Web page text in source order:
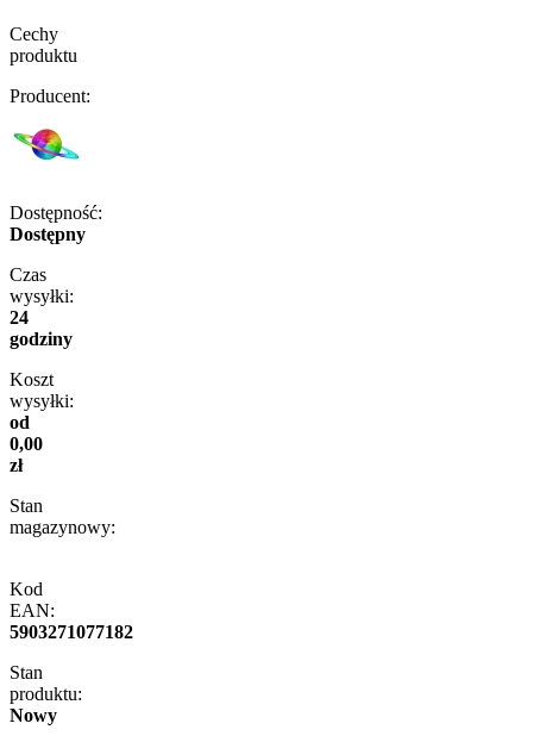
Cechy
produktu
Producent:
Dostępność:
Dostępny
Czas
wysyłki:
24
godziny
Koszt
wysyłki:
od
0,00
zł
Stan
magazynowy:
Kod
EAN:
5903271077182
Stan
produktu:
Nowy